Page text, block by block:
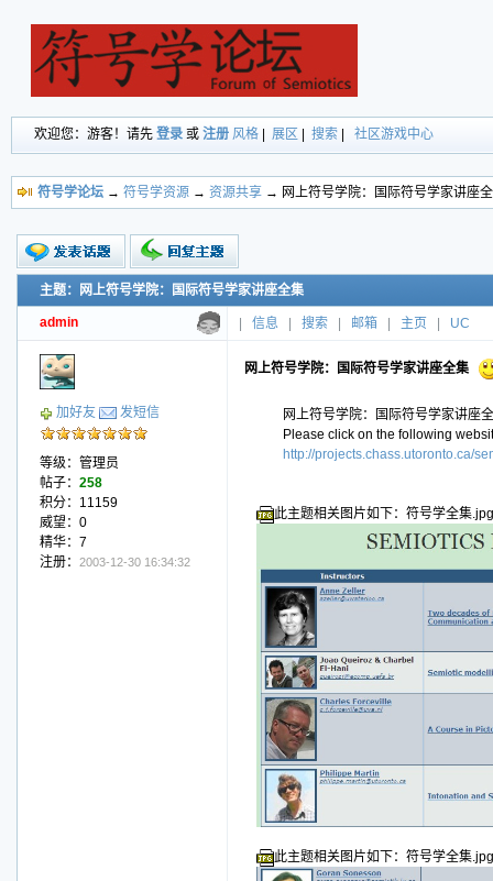
欢迎您：游客！请先 登录 或 注册 风格 展区 搜索 社区游戏中心
符号学论坛 → 符号学资源 → 资源共享 → 网上符号学院：国际符号学家讲座
新的主题
投票帖
交易帖
小字报
主题：网上符号学院：国际符号学家讲座全集
admin 信息 搜索 邮箱 主页 UC
加好友 发短信
等级：管理员
帖子： 258
积分：11159
威望：0
精华：7
注册： 2003-12-30 16:34:32
网上符号学院：国际符号学家讲座全集
网上符号学院：国际符号学家讲座
Please click on the following
http://projects.chass.utoronto.ca/
此主题相关图片如下：符号学全集.jpg
此主题相关图片如下：符号学全集.jpg